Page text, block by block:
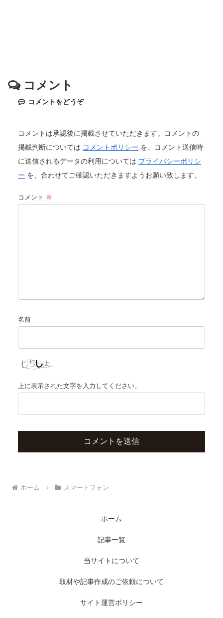
コメント
コメントをどうぞ
コメントは承認後に掲載させていただきます。コメントの
掲載判断については コメントポリシー を、コメント送信時
に送信されるデータの利用については プライバシーポリシ
ー を、合わせてご確認いただきますようお願い致します。
コメント ※
名前
上に表示された文字を入力してください。
ホーム スマートフォン
ホーム
記事一覧
当サイトについて
取材や記事作成のご依頼について
サイト運営ポリシー